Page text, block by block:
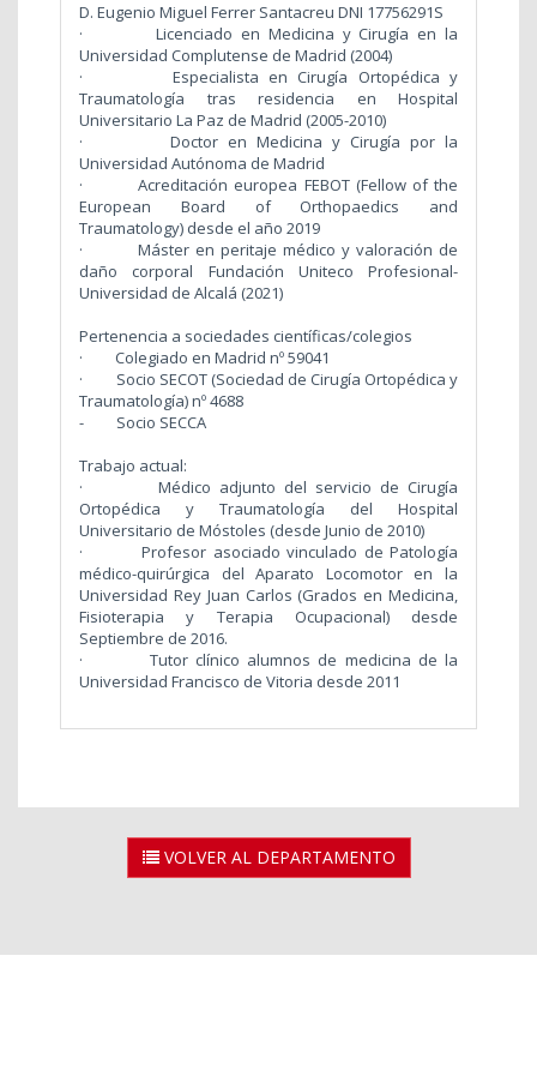
D. Eugenio Miguel Ferrer Santacreu DNI 17756291S
·Licenciado en Medicina y Cirugía en la
Universidad Complutense de Madrid (2004)
· Especialista en Cirugía Ortopédica y
Traumatología tras residencia en Hospital
Universitario La Paz de Madrid (2005-2010)
· Doctor en Medicina y Cirugía por la
Universidad Autónoma de Madrid
·Acreditación europea FEBOT (Fellow of the
European Board of Orthopaedics and
Traumatology) desde el año 2019
· Máster en peritaje médico y valoración de
daño corporal Fundación Uniteco Profesional-
Universidad de Alcalá (2021)
Pertenencia a sociedades científicas/colegios
· Colegiado en Madrid nº 59041
· Socio SECOT (Sociedad de Cirugía Ortopédica y
Traumatología) nº 4688
- Socio SECCA
Trabajo actual:
· Médico adjunto del servicio de Cirugía
Ortopédica y Traumatología del Hospital
Universitario de Móstoles (desde Junio de 2010)
·Profesor asociado vinculado de Patología
médico-quirúrgica del Aparato Locomotor en la
Universidad Rey Juan Carlos (Grados en Medicina,
Fisioterapia y Terapia Ocupacional) desde
Septiembre de 2016.
· Tutor clínico alumnos de medicina de la
Universidad Francisco de Vitoria desde 2011
VOLVER AL DEPARTAMENTO